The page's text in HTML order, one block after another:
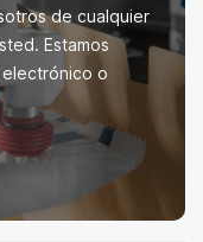
de cualquier
Estamos
o